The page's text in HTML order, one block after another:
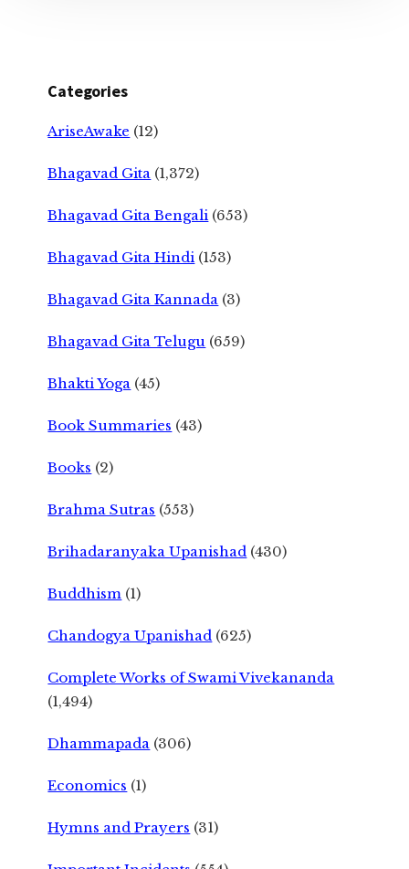
Categories
AriseAwake (12)
Bhagavad Gita (1,372)
Bhagavad Gita Bengali (653)
Bhagavad Gita Hindi (153)
Bhagavad Gita Kannada (3)
Bhagavad Gita Telugu (659)
Bhakti Yoga (45)
Book Summaries (43)
Books (2)
Brahma Sutras (553)
Brihadaranyaka Upanishad (430)
Buddhism (1)
Chandogya Upanishad (625)
Complete Works of Swami Vivekananda
(1,494)
Dhammapada (306)
Economics (1)
Hymns and Prayers (31)